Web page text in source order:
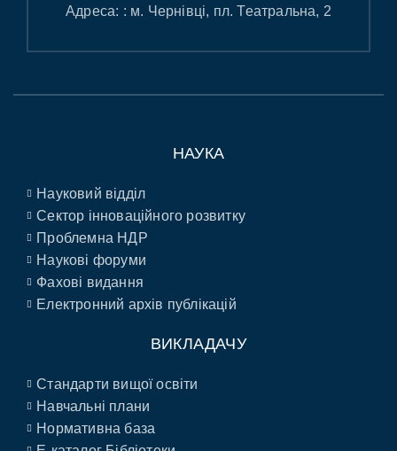
Адреса: : м. Чернівці, пл. Театральна, 2
НАУКА
Науковий відділ
Сектор інноваційного розвитку
Проблемна НДР
Наукові форуми
Фахові видання
Електронний архів публікацій
ВИКЛАДАЧУ
Стандарти вищої освіти
Навчальні плани
Нормативна база